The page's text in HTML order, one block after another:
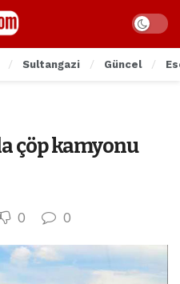
Sultangazi Güncel
çöp kamyonu
0 0